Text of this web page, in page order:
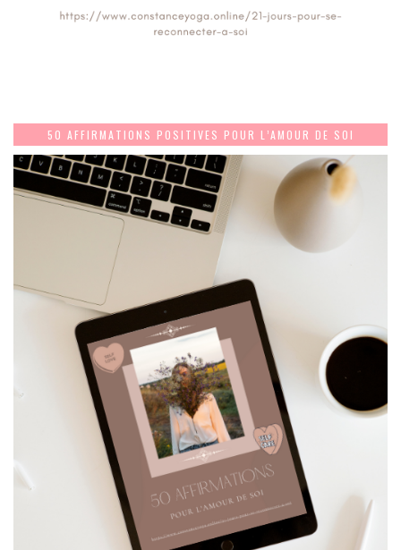
50 AFFIRMATIONS POSITIVES POUR L’AMOUR DE SOI